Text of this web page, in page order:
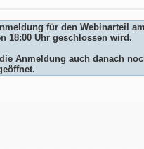
für den Webinarteil
18:00 Uhr geschlossen wird.
Anmeldung auch danach